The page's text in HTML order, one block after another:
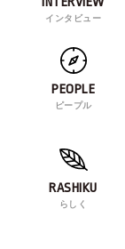
インタビュー
PEOPLE
ピープル
RASHIKU
らしく